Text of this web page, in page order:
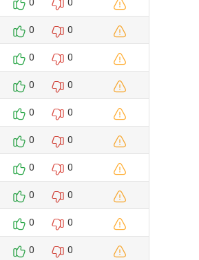
0 0
0 0
0 0
0 0
0 0
0 0
0 0
0 0
0 0